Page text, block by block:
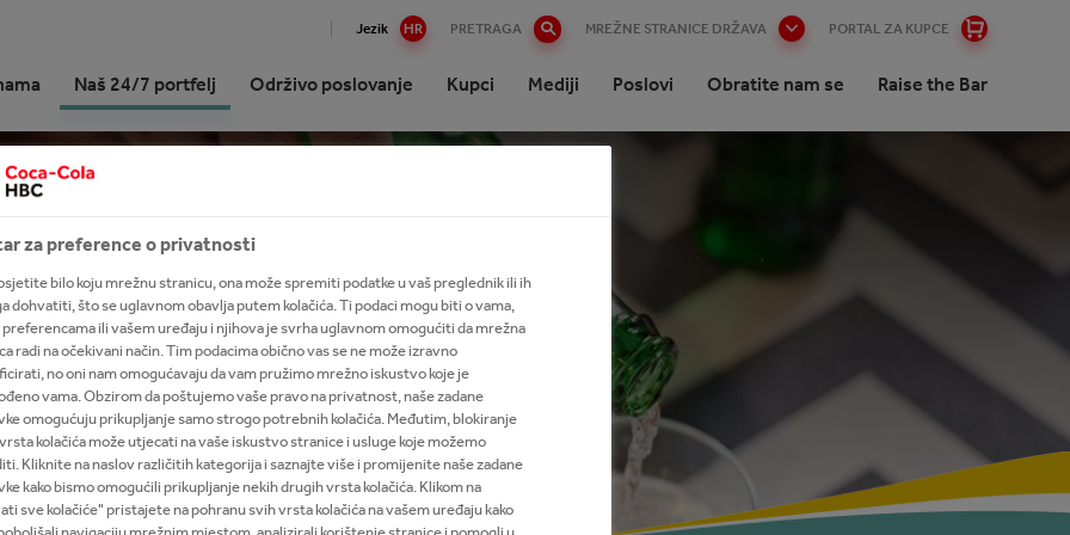
Jezik HR PRETRAGA MREŽNE STRANICE DRŽAVA PORTAL ZA KUPCE
Naš 24/7 portfelj Održivo poslovanje Kupci Mediji Poslovi Obratite nam se Raise the Bar
o Coca-Coli HBC Hrvatska
vizija strategija i svrha
tvrtke
s tvrtkom The Coca-
vrijednosti za sve dionike
nagradne igre i dobitnici
marke A - Z
naš portfelj 24/7
bezalkoholni napitci
napitci za odrasle
sokovi
čajevi
Jaka alkoholna pića
Kokteli
održivom poslovanju i
učinci
o održivome poslovanju
na lokalnu zajednicu
i pokroviteljstva
Colina podrška mladima
Bioraznolikost
Mission Refresh
za kupce
surađivati s Coca-Colom HBC
u budućnost
postati dijelom našeg tima
dijelom prodajnog tima
talenata
postavljena pitanja
Raise the Bar
Raise the Bar
the Bar Youth
Raise the Bar
za preference o privatnosti
bilo koju mrežnu stranicu, ona može spremiti podatke u vaš preglednik ili ih
dohvatiti, što se uglavnom obavlja putem kolačića. Ti podaci mogu biti o vama,
ili vašem uređaju i njihova je svrha uglavnom omogućiti da mrežna
radi na očekivani način. Tim podacima obično vas se ne može izravno
no oni nam omogućavaju da vam pružimo mrežno iskustvo koje je
vama. Obzirom da poštujemo vaše pravo na privatnost, naše zadane
omogućuju prikupljanje samo strogo potrebnih kolačića. Međutim, blokiranje
kolačića može utjecati na vaše iskustvo stranice i usluge koje možemo
Kliknite na naslov različitih kategorija i saznajte više i promijenite naše zadane
kako bismo omogućili prikupljanje nekih drugih vrsta kolačića. Klikom na
sve kolačiće" pristajete na pohranu svih vrsta kolačića na vašem uređaju kako